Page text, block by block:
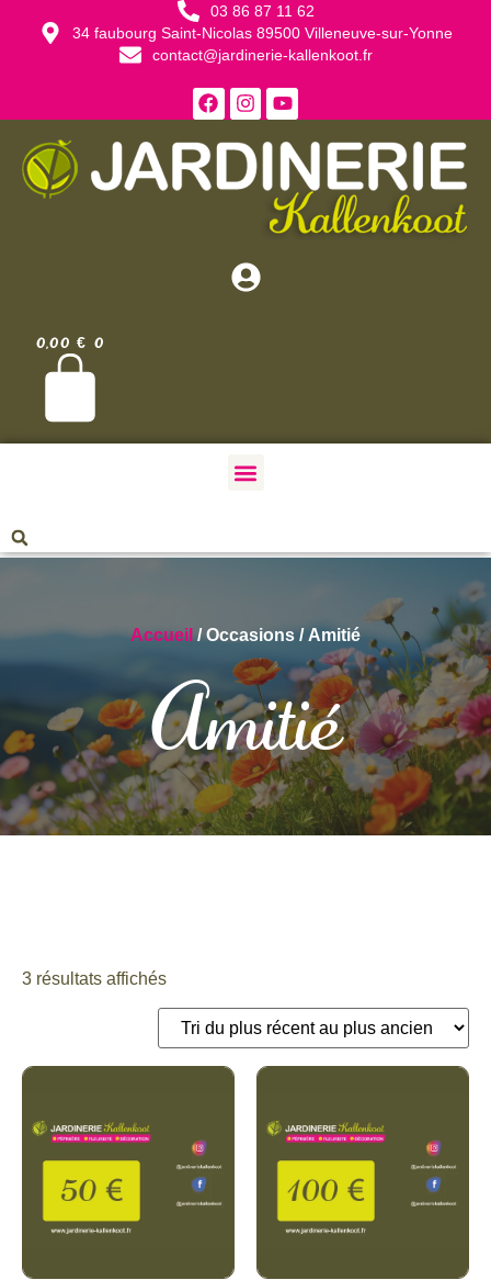
03 86 87 11 62
34 faubourg Saint-Nicolas 89500 Villeneuve-sur-Yonne
contact@jardinerie-kallenkoot.fr
0,00€ 0
Accueil/ Occasions / Amitié
Amitié
3 résultats affichés